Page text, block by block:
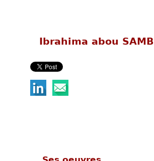
Ibrahima abou SAMB